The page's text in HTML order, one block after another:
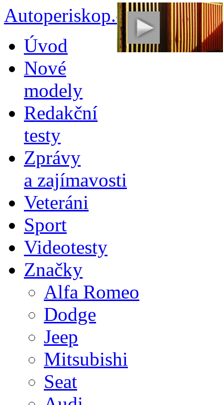
Autoperiskop.cz –
obsahu
webu
Úvod
Nové
modely
Redakční
testy
Zprávy
a zajímavosti
Veteráni
Sport
Videotesty
Značky
Alfa Romeo
Dodge
Jeep
Mitsubishi
Seat